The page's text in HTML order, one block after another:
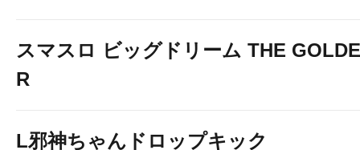
スマスロ ビッグドリーム THE
R
L邪神ちゃんドロップキック